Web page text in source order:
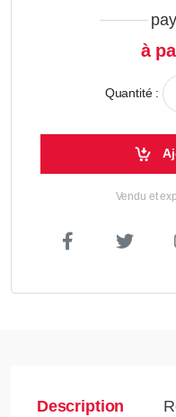
à
Quantité :
Vendu et
Description